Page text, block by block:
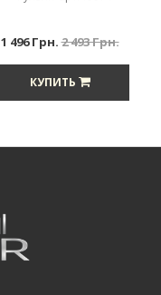
1 496 Грн.2 493 Грн.
КУПИТЬ